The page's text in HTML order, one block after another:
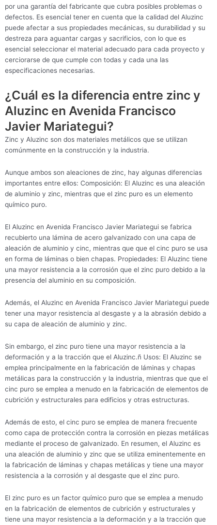
por una garantía del fabricante que cubra posibles problemas o
defectos. Es esencial tener en cuenta que la calidad del Aluzinc
puede afectar a sus propiedades mecánicas, su durabilidad y su
destreza para aguantar cargas y sacrificios, con lo que es
esencial seleccionar el material adecuado para cada proyecto y
cerciorarse de que cumple con todas y cada una las
especificaciones necesarias.
¿Cuál es la diferencia entre zinc y
Aluzinc en Avenida Francisco
Javier Mariategui?
Zinc y Aluzinc son dos materiales metálicos que se utilizan
comúnmente en la construcción y la industria.
Aunque ambos son aleaciones de zinc, hay algunas diferencias
importantes entre ellos: Composición: El Aluzinc es una aleación
de aluminio y zinc, mientras que el zinc puro es un elemento
químico puro.
El Aluzinc en Avenida Francisco Javier Mariategui se fabrica
recubierto una lámina de acero galvanizado con una capa de
aleación de aluminio y cinc, mientras que que el cinc puro se usa
en forma de láminas o bien chapas. Propiedades: El Aluzinc tiene
una mayor resistencia a la corrosión que el zinc puro debido a la
presencia del aluminio en su composición.
Además, el Aluzinc en Avenida Francisco Javier Mariategui puede
tener una mayor resistencia al desgaste y a la abrasión debido a
su capa de aleación de aluminio y zinc.
Sin embargo, el zinc puro tiene una mayor resistencia a la
deformación y a la tracción que el Aluzinc.ñ Usos: El Aluzinc se
emplea principalmente en la fabricación de láminas y chapas
metálicas para la construcción y la industria, mientras que que el
cinc puro se emplea a menudo en la fabricación de elementos de
cubrición y estructurales para edificios y otras estructuras.
Además de esto, el cinc puro se emplea de manera frecuente
como capa de protección contra la corrosión en piezas metálicas
mediante el proceso de galvanizado. En resumen, el Aluzinc es
una aleación de aluminio y zinc que se utiliza eminentemente en
la fabricación de láminas y chapas metálicas y tiene una mayor
resistencia a la corrosión y al desgaste que el zinc puro.
El zinc puro es un factor químico puro que se emplea a menudo
en la fabricación de elementos de cubrición y estructurales y
tiene una mayor resistencia a la deformación y a la tracción que